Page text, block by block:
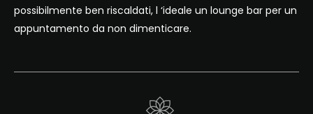
possibilmente ben riscaldati, l ‘ideale un lounge bar per un
appuntamento da non dimenticare.